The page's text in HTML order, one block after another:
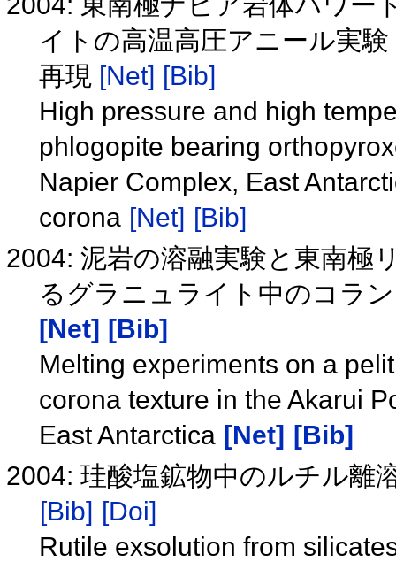
イトの高温高圧アニール実
再現 [Net] [Bib]
High pressure and high
phlogopite bearing
Napier Complex, East
corona [Net] [Bib]
2004: 泥岩の溶融実験と東南極
るグラニュライト中のコラ
[Net] [Bib]
Melting experiments on a
corona texture in the Akarui
East Antarctica [Net] [Bib]
2004: 珪酸塩鉱物中のルチル離
[Bib] [Doi]
Rutile exsolution from